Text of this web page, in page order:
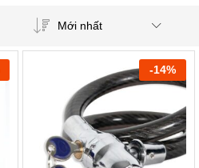
Mới nhất
-14%